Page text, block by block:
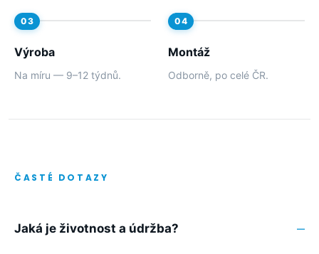
Výroba
Na míru — 9–12 týdnů.
Montáž
Odborně, po celé ČR.
ČASTÉ DOTAZY
Jaká je životnost a údržba?